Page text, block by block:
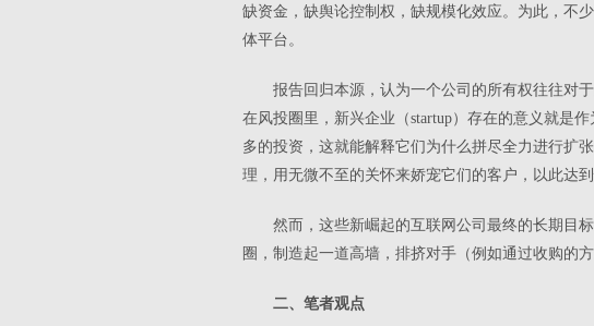
缺资金，缺舆论控制权，缺规模化效应。为此，不
体平台。
报告回归本源，认为一个公司的所有权往往对
在风投圈里，新兴企业（startup）存在的意义就是
多的投资，这就能解释它们为什么拼尽全力进行扩
理，用无微不至的关怀来娇宠它们的客户，以此达
然而，这些新崛起的互联网公司最终的长期目
圈，制造起一道高墙，排挤对手（例如通过收购的
二、笔者观点